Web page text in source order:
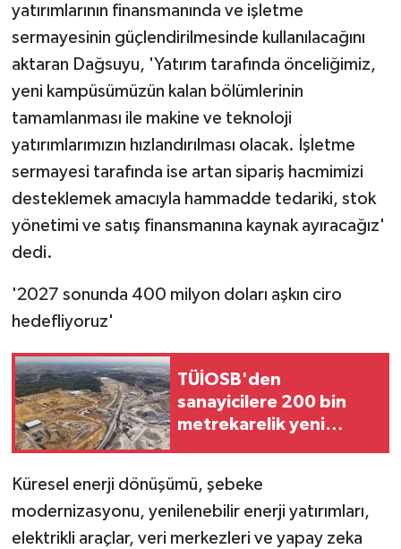
yatırımlarının finansmanında ve işletme
sermayesinin güçlendirilmesinde kullanılacağını
aktaran Dağsuyu, 'Yatırım tarafında önceliğimiz,
yeni kampüsümüzün kalan bölümlerinin
tamamlanması ile makine ve teknoloji
yatırımlarımızın hızlandırılması olacak. İşletme
sermayesi tarafında ise artan sipariş hacmimizi
desteklemek amacıyla hammadde tedariki, stok
yönetimi ve satış finansmanına kaynak ayıracağız'
dedi.
'2027 sonunda 400 milyon doları aşkın ciro
hedefliyoruz'
TÜİOSB'den
sanayicilere 200 bin
metrekarelik yeni
Küresel enerji dönüşümü, şebeke
modernizasyonu, yenilenebilir enerji yatırımları,
elektrikli araçlar, veri merkezleri ve yapay zeka